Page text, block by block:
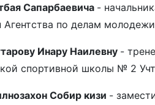
Сапарбаевича -
Агентства по делам
Инару Наилевну -
спортивной школы № 2
Собир кизи -